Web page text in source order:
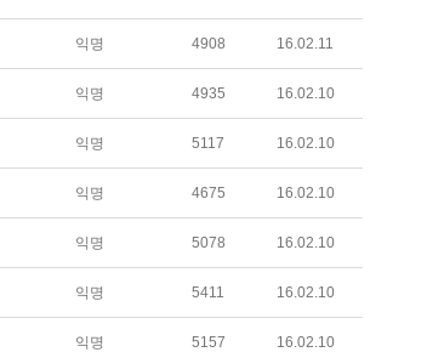
익명 4908 16.02.11
익명 4935 16.02.10
익명 5117 16.02.10
익명 4675 16.02.10
익명 5078 16.02.10
익명 5411 16.02.10
익명 5157 16.02.10